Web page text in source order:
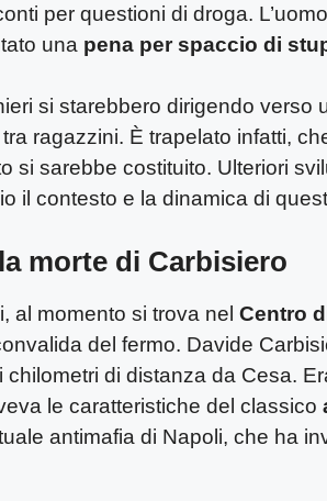
per questioni di droga.
una pena per spaccio di
si starebbero dirigendo verso
ragazzini. È trapelato infatti,
si sarebbe costituito. Ulteriori
il contesto e la dinamica di
morte di Carbisiero
al momento si trova nel Centro
del fermo. Davide
di distanza da Cesa.
le caratteristiche del classico
antimafia di Napoli, che ha